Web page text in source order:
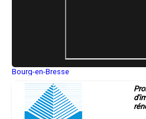
- Entreprise de rénovation
- Entreprise de rénovation
- Entreprise de rénovation
- Entreprise de rénovation
- Entreprise de rénovation
- Entreprise de rénovation
Bourg-en-Bresse
Montluçon
Manosque
Gap